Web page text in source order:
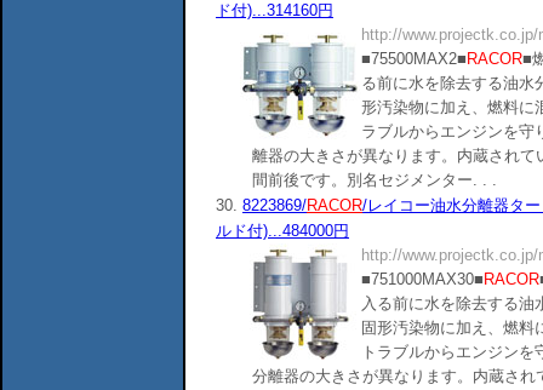
ド付)...314160円
http://
■75500MAX2■ RACOR■
る前に水を除去する油水
形汚染物に加え、燃料に
ラブルからエンジンを守
離器の大きさが異なります。内蔵され
間前後です。別名セジメンター. . .
30. 8223869/RACOR/レイコー油水分離器タ
ルド付)...484000円
http://
■751000MAX30■ RACOR
入る前に水を除去する油
固形汚染物に加え、燃料
トラブルからエンジン
分離器の大きさが異なります。内蔵さ